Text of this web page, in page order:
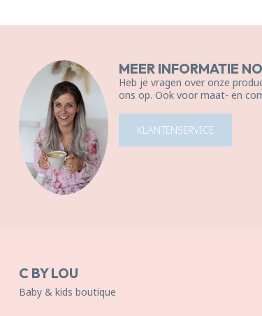
MEER INFORMATIE
Heb je vragen over onze
ons op. Ook voor maat- en
KLANTENSERVICE
C BY LOU
Baby & kids boutique